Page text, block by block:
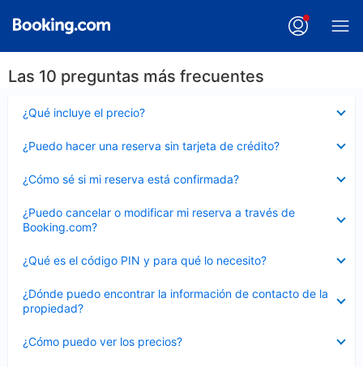
Las 10 preguntas más frecuentes
¿Qué incluye el precio?
cerrado
¿Puedo hacer una reserva sin tarjeta de crédito?
cerrado
¿Cómo sé si mi reserva está confirmada?
cerrado
¿Puedo cancelar o modificar mi reserva a través de
Booking.com?
cerrado
¿Qué es el código PIN y para qué lo necesito?
cerrado
¿Dónde puedo encontrar la información de contacto de la
propiedad?
cerrado
¿Cómo puedo ver los precios?
cerrado